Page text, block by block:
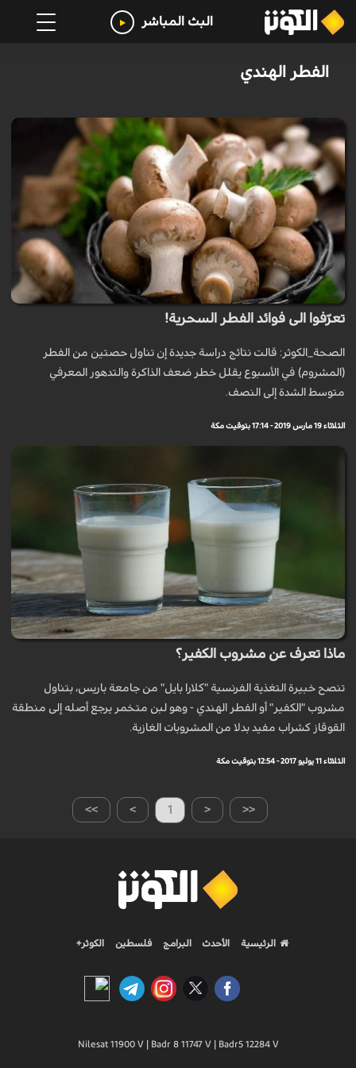
البث المباشر
الفطر الهندي
تعرّفوا الى فوائد الفطر السحرية!
الصحة_الكوثر: قالت نتائج دراسة جديدة إن تناول حصتين من الفطر
(المشروم) في الأسبوع يقلل خطر ضعف الذاكرة والتدهور المعرفي
متوسط الشدة إلى النصف.
الثلاثاء 19 مارس 2019 - 17:14 بتوقيت مكة
ماذا تعرف عن مشروب الكفير؟
تنصح خبيرة التغذية الفرنسية "كلارا بايل" من جامعة باريس، بتناول
مشروب "الكفير" أو الفطر الهندي - وهو لبن متخمر يرجع أصله إلى منطقة
القوقاز كشراب مفيد بدلا من المشروبات الغازية.
الثلاثاء 11 يوليو 2017 - 12:54 بتوقيت مكة
>> > 1 < <<
الرئيسية الأحدث البرامج فلسطين الكوثر+
Nilesat 11900 V | Badr 8 11747 V | Badr5 12284 V